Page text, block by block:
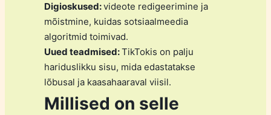
Digioskused:videote redigeerimine ja
mõistmine, kuidas sotsiaalmeedia
algoritmid toimivad.
Uued teadmised:TikTokis on palju
hariduslikku sisu, mida edastatakse
lõbusal ja kaasahaaraval viisil.
Millised on selle